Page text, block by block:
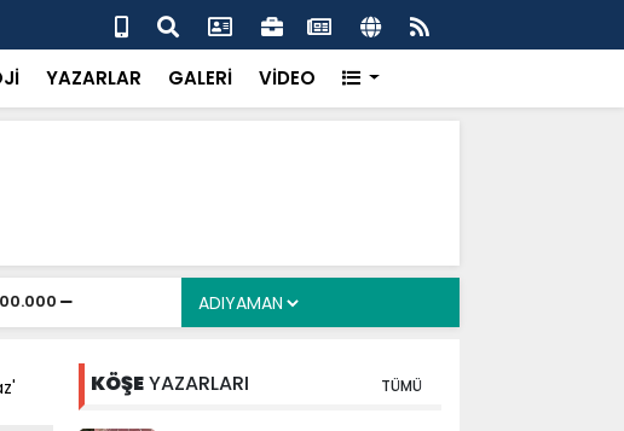
her gün 4 bin 898 vatandaşa sıcak yemek
YAZARLAR GALERİ VİDEO
00.000
KÖŞEYAZARLARI TÜMÜ